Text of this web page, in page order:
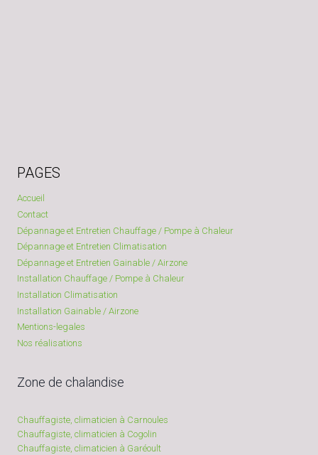
PAGES
Accueil
Contact
Dépannage et Entretien Chauffage / Pompe à Chaleur
Dépannage et Entretien Climatisation
Dépannage et Entretien Gainable / Airzone
Installation Chauffage / Pompe à Chaleur
Installation Climatisation
Installation Gainable / Airzone
Mentions-legales
Nos réalisations
Zone de chalandise
Chauffagiste, climaticien à Carnoules
Chauffagiste, climaticien à Cogolin
Chauffagiste, climaticien à Garéoult